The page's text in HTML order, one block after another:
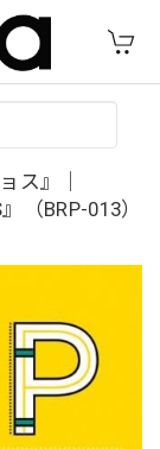
ス』｜
（BRP-013）